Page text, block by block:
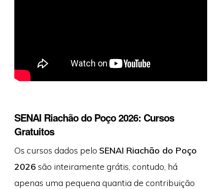
SENAI Riachão do Poço 2026: Cursos
Gratuitos
Os cursos dados pelo SENAI Riachão do Poço
2026 são inteiramente grátis, contudo, há
apenas uma pequena quantia de contribuição